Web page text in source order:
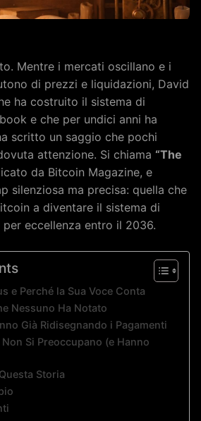
Mentre i mercati oscillano e i
di prezzi e liquidazioni, David
ha costruito il sistema di
e che per undici anni ha
scritto un saggio che pochi
attenzione. Si chiama “The
da Bitcoin Magazine, e
silenziosa ma precisa: quella che
a diventare il sistema di
eccellenza entro il 2036.
e Perché la Sua Voce Conta
Nessuno Ha Notato
Già Ridisegnando i Pagamenti
Si Preoccupano (e Hanno
Storia